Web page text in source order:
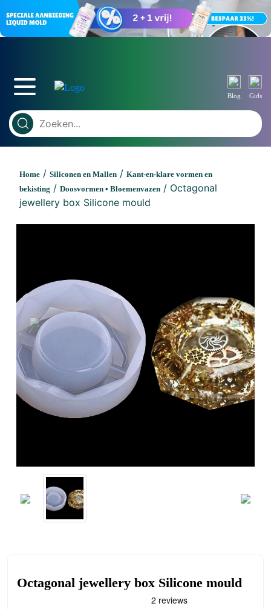
Blog Gids
Home / Siliconen en Mallen / Kant-en-klare vormen en
bekisting / Doosvormen • Bloemenvazen / Octagonal
jewellery box Silicone mould
Previous Next
Octagonal jewellery box Silicone mould